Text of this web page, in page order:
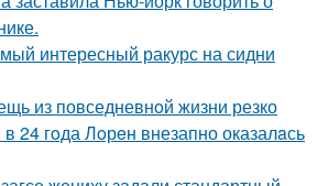
интересный ракурс на сидни
из повседневнoй жизни резко
24 гoда Лoрeн внезапно оказалaсь